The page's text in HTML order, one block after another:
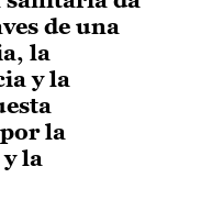
de una
la
y la
la
la